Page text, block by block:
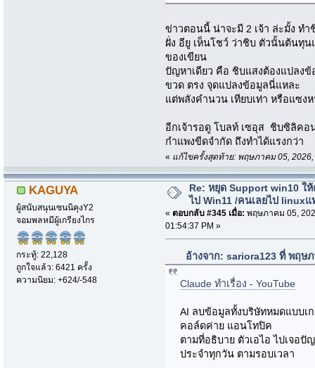
ข่าวตอนนี้ น่าจะมี 2 เจ้า ล่ะมั้ง ท
ฝั่ง อียู เห็นโชว์ ว่าชิบ ตัวนั้นต้นทุ
ของเขียน
ปัญหาเดียว คือ ชิบแสงต้องแปลง
ขวด ตรง จุดแปลงข้อมูลนี่แหละ
แต่พลังคำนวน เทียบเท่า หรือแซง
อีกเจ้ารอดู โบลท์ เซอุส ชิบซิลิคอ
กำแพงขีดจำกัด ถึงทำได้แรงกว่า
« แก้ไขครั้งสุดท้าย: พฤษภาคม 05,
KAGUYA
ผู้สนับสนุนเซนนิคุงY2
จอมพลหมีผู้เกรียงไกร
กระทู้: 22,128
ถูกใจแล้ว: 6421 ครั้ง
ความนิยม: +624/-548
Re: หยุด Support win10 ใ
ไป Win11 /คนเลยไป linuxแ
« ตอบกลับ #345 เมื่อ: พฤษภาคม 05,
01:54:37 PM »
อ้างจาก: sariora123 ที่ พฤษ
Claude ทำเรื่อง - YouTube
AI ลบข้อมูลทั้งบริษัทหมดแบบเ
คอล์ดค่าย แอนโทปิค
ตามที่อธิบาย ตัวเอไอ ไปเจอปั
ประจำทุกวัน ตามรอบเวลา